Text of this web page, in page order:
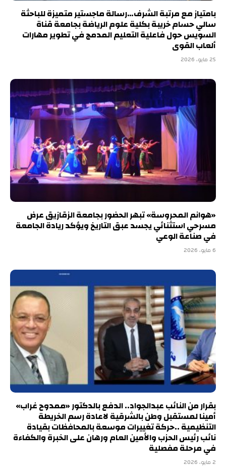
بامتياز مع مرتبة الشرف…رسالة ماجستير متميزة للباحثة
سالي حسام خريبة بكلية علوم الرياضة بجامعة قناة
السويس حول فاعلية التعليم المدمج في تطوير مهارات
ألعاب القوى
25 مايو، 2026
«هوانم المحروسة» تبهر الحضور بجامعة الزقازيق عرض
مسرحي استثنائي يجسد عبق التاريخ ويؤكد ريادة الجامعة
في صناعة الوعي
6 مايو، 2026
بقرار من النائب عبدالجواد.. الدفع بالدكتور «ممدوح غراب»
أمينا لمستقبل وطن بالشرقية لاعادة رسم الخريطة
التنظيمية ..حركة تغييرات موسعة بالمحافظات بقيادة
نائب رئيس الحزب والأمين العام ورهان على الخبرة والكفاءة
في مرحلة مفصلية
2 مايو، 2026